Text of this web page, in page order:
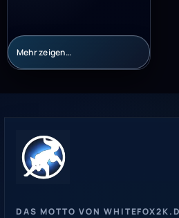
Mehr zeigen…
DAS MOTTO VON